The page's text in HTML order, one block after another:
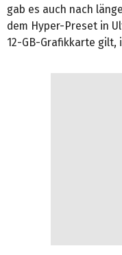
gab es auch nach
dem Hyper-Preset in
12-GB-Grafikkarte gilt,